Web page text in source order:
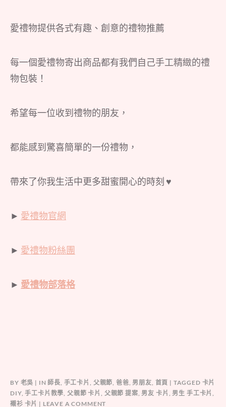
愛禮物提供各式有趣、創意的禮物推薦
每一個愛禮物寄出商品都有我們自己手工精緻的禮
物包裝！
希望每一位收到禮物的朋友，
都能感到驚喜簡單的一份禮物，
帶來了你我生活中更多甜蜜開心的時刻 ♥
► 愛禮物官網
► 愛禮物粉絲團
► 愛禮物部落格
BY 老吳 IN 師長, 手工卡片, 父親節, 爸爸,男朋友, 首頁 TAGGED 卡片
DIY,手工卡片教學, 父親節 卡片 , 父親節 提案,男友 卡片 ,男生 手工卡片,
襯衫 卡片
LEAVE A COMMENT